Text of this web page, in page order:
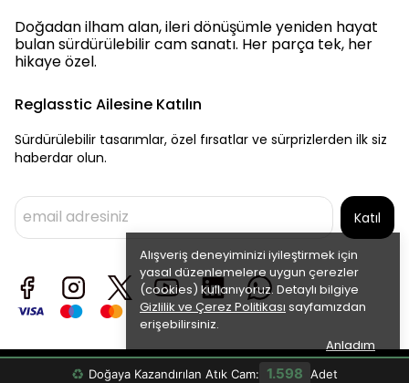
Alışveriş deneyiminizi iyileştirmek için
yasal düzenlemelere uygun çerezler
(cookies) kullanıyoruz. Detaylı bilgiye
Gizlilik ve Çerez Politikası sayfamızdan
erişebilirsiniz.
Anladım
Doğadan ilham alan, ileri dönüşümle yeniden hayat
bulan sürdürülebilir cam sanatı. Her parça tek, her
hikaye özel.
Reglasstic Ailesine Katılın
Sürdürülebilir tasarımlar, özel fırsatlar ve sürprizlerden ilk siz
haberdar olun.
Katıl
©2026 Reglasstic Tüm Hakları Saklıdır.
♻ Doğaya Kazandırılan Atık Cam: 1.598 Adet